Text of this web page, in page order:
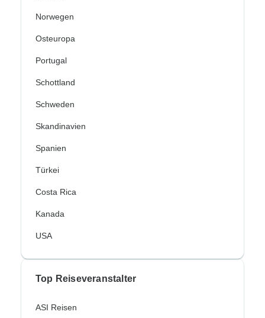
Norwegen
Osteuropa
Portugal
Schottland
Schweden
Skandinavien
Spanien
Türkei
Costa Rica
Kanada
USA
Top Reiseveranstalter
ASI Reisen